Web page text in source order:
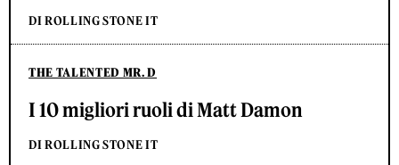
DI ROLLING STONE IT
THE TALENTED MR. D
I 10 migliori ruoli di Matt Damon
DI ROLLING STONE IT